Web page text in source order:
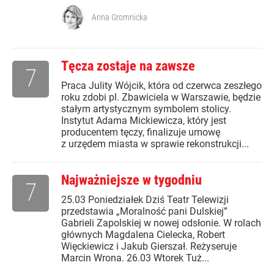
Anna Gromnicka
Tęcza zostaje na zawsze
Praca Julity Wójcik, która od czerwca zeszłego
roku zdobi pl. Zbawiciela w Warszawie, będzie
stałym artystycznym symbolem stolicy.
Instytut Adama Mickiewicza, który jest
producentem tęczy, finalizuje umowę
z urzędem miasta w sprawie rekonstrukcji...
7
Najważniejsze w tygodniu
25.03 Poniedziałek Dziś Teatr Telewizji
przedstawia „Moralność pani Dulskiej”
Gabrieli Zapolskiej w nowej odsłonie. W rolach
głównych Magdalena Cielecka, Robert
Więckiewicz i Jakub Gierszał. Reżyseruje
Marcin Wrona. 26.03 Wtorek Tuż...
7